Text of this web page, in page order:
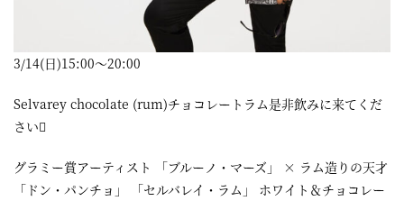
3/14(日)15:00～20:00
Selvarey chocolate (rum)チョコレートラム是非飲みに来てくだ
さい
グラミー賞アーティスト 「ブルーノ・マーズ」 × ラム造りの天才
「ドン・パンチョ」 「セルバレイ・ラム」 ホワイト＆チョコレー